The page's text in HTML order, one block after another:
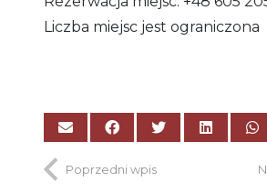
Liczba miejsc jest ograniczona
Poprzedni wpis